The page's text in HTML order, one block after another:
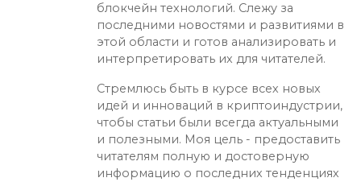
блокчейн технологий. Слежу за
последними новостями и развитиями в
этой области и готов анализировать и
интерпретировать их для читателей.
Стремлюсь быть в курсе всех новых
идей и инноваций в криптоиндустрии,
чтобы статьи были всегда актуальными
и полезными. Моя цель - предоставить
читателям полную и достоверную
информацию о последних тенденциях